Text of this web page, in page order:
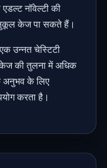
नॉवेल्टी की
केज पा सकते हैं।
उन्नत चेस्टिटी
केज की तुलना में अधिक
अनुभव के लिए
करता है।